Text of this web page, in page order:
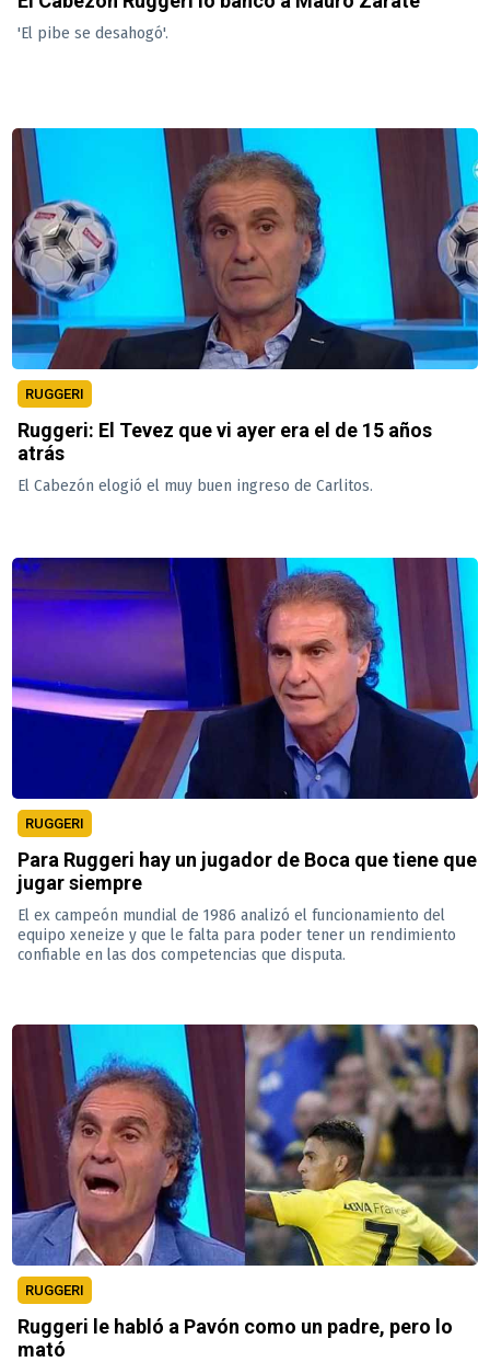
'El pibe se desahogó'.
RUGGERI
Ruggeri: El Tevez que vi ayer era el de 15 años
atrás
El Cabezón elogió el muy buen ingreso de Carlitos.
RUGGERI
Para Ruggeri hay un jugador de Boca que tiene que
jugar siempre
El ex campeón mundial de 1986 analizó el funcionamiento del
equipo xeneize y que le falta para poder tener un rendimiento
confiable en las dos competencias que disputa.
RUGGERI
Ruggeri le habló a Pavón como un padre, pero lo
mató